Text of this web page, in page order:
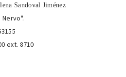
Sandoval Jiménez
ext. 8710